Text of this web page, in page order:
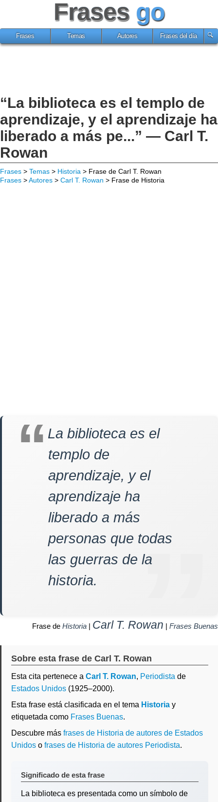
Frases go
Frases Temas Autores Frases del día
“La biblioteca es el templo de
aprendizaje, y el aprendizaje ha
liberado a más pe...” — Carl T.
Rowan
Frases > Temas > Historia > Frase de Carl T. Rowan
Frases >Autores > Carl T. Rowan > Frase de Historia
La biblioteca es el
templo de
aprendizaje, y el
aprendizaje ha
liberado a más
personas que todas
las guerras de la
historia.
Frase de Historia | Carl T. Rowan | Frases Buenas
Sobre esta frase de Carl T. Rowan
Esta cita pertenece a Carl T. Rowan, Periodista de
Estados Unidos (1925–2000).
Esta frase está clasificada en el tema Historia y
etiquetada como Frases Buenas.
Descubre más frases de Historia de autores de Estados
Unidos o frases de Historia de autores Periodista.
Significado de esta frase
La biblioteca es presentada como un símbolo de